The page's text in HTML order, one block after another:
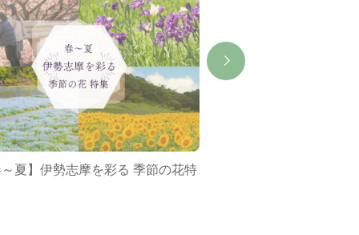
～夏】伊勢志摩を彩る 季節の花特